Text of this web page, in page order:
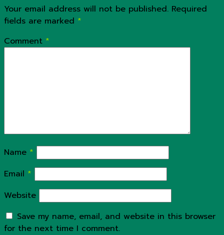
Your email address will not be published. Required
fields are marked *
Comment *
Name *
Email *
Website
Save my name, email, and website in this browser
for the next time I comment.